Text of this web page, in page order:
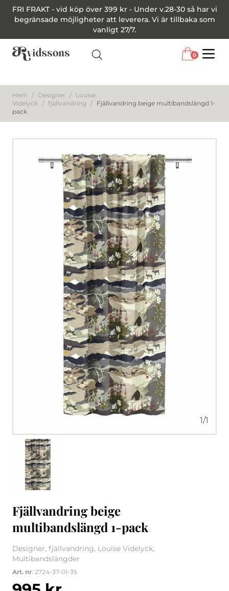
FRI FRAKT - vid köp över 399 kr - Under v.28-30 så har vi
begränsade möjligheter att leverera. Vi är tillbaka som
vanligt 27/7.
0
Hem / Designer / Louise
Videlyck / fjällvandring / Fjällvandring beige multibandslängd 1-
pack
1/1
Fjällvandring beige
multibandslängd 1-pack
Designer, fjällvandring, Louise Videlyck,
Multibandslängder
Art. nr: 2724-37-01-35